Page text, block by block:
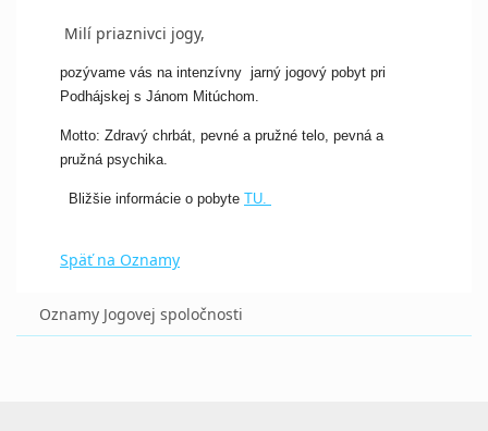
Milí priaznivci jogy,
pozývame vás na intenzívny jarný jogový pobyt pri
Podhájskej s Jánom Mitúchom.
Motto: Zdravý chrbát, pevné a pružné telo, pevná a
pružná psychika.
Bližšie informácie o pobyte TU.
Späť na Oznamy
Oznamy Jogovej spoločnosti